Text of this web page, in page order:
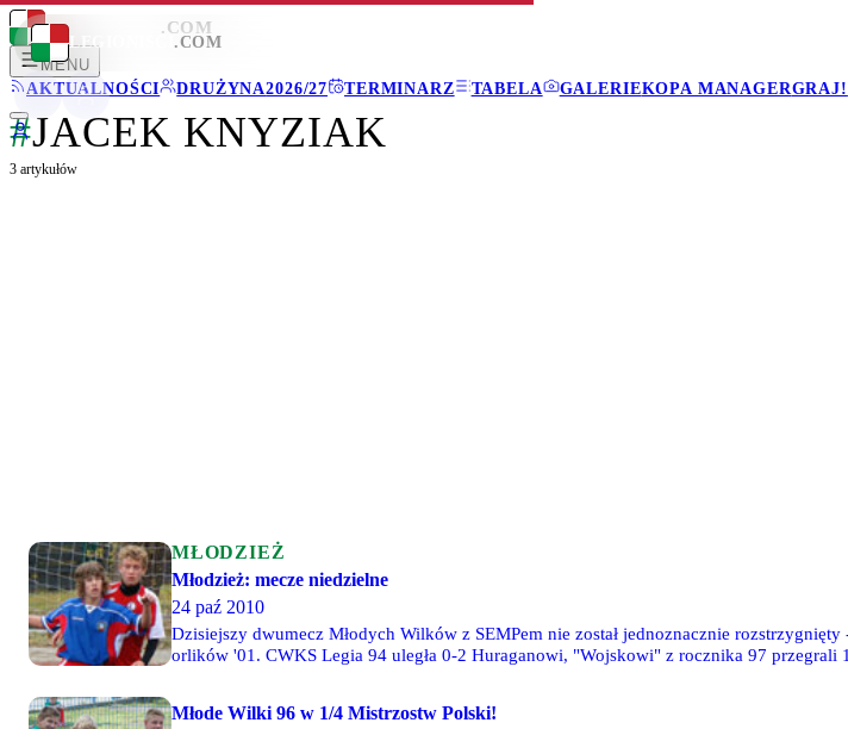
LEGIONISCI .COM
MENU
AKTUALNOŚCI
DRUŻYNA2026/27 TERMINARZ TABELA GALERIEKOPA MANAGERGRAJ!
LEGIONISCI .COM
#JACEK KNYZIAK
3 artykułów
MŁODZIEŻ
Młodzież: mecze niedzielne
24 paź 2010
Dzisiejszy dwumecz Młodych Wilków z SEMPem nie został jednoznacznie
orlików '01. CWKS Legia 94 uległa 0-2 Huraganowi, "Wojskowi" z rocznika 97
Młode Wilki 96 w 1/4 Mistrzostw Polski!